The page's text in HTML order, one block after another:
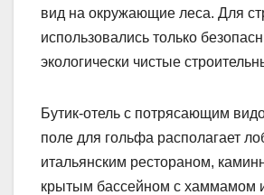
вид на окружающие леса. Для
использовались только
экологически чистые
Бутик-отель с потрясающим
поле для гольфа располагает
итальянским рестораном,
крытым бассейном с хаммамом